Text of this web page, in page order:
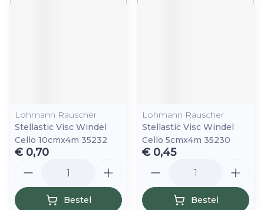
Lohmann Rauscher
Stellastic Visc Windel
Cello 10cmx4m 35232
€ 0,70
Bestel
Lohmann Rauscher
Stellastic Visc Windel
Cello 5cmx4m 35230
€ 0,45
Bestel